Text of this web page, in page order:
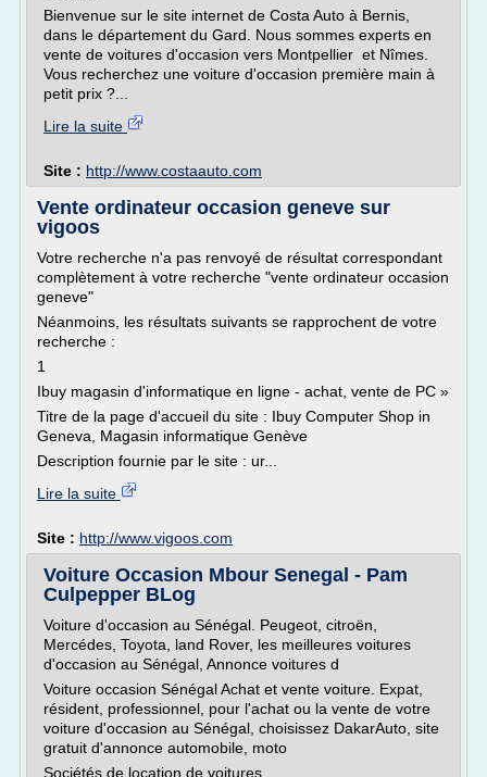
Bienvenue sur le site internet de Costa Auto à Bernis,
dans le département du Gard. Nous sommes experts en
vente de voitures d'occasion vers Montpellier et Nîmes.
Vous recherchez une voiture d'occasion première main à
petit prix ?...
Lire la suite
Site : http://www.costaauto.com
Vente ordinateur occasion geneve sur
vigoos
Votre recherche n'a pas renvoyé de résultat correspondant
complètement à votre recherche "vente ordinateur occasion
geneve"
Néanmoins, les résultats suivants se rapprochent de votre
recherche :
1
Ibuy magasin d'informatique en ligne - achat, vente de PC »
Titre de la page d'accueil du site : Ibuy Computer Shop in
Geneva, Magasin informatique Genève
Description fournie par le site : ur...
Lire la suite
Site : http://www.vigoos.com
Voiture Occasion Mbour Senegal - Pam
Culpepper BLog
Voiture d'occasion au Sénégal. Peugeot, citroën,
Mercédes, Toyota, land Rover, les meilleures voitures
d'occasion au Sénégal, Annonce voitures d
Voiture occasion Sénégal Achat et vente voiture. Expat,
résident, professionnel, pour l'achat ou la vente de votre
voiture d'occasion au Sénégal, choisissez DakarAuto, site
gratuit d'annonce automobile, moto
Sociétés de location de voitures...